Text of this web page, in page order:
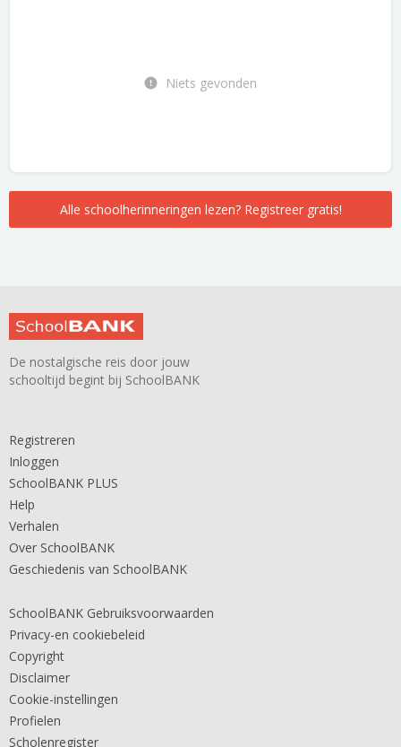
Niets gevonden
Alle schoolherinneringen lezen? Registreer gratis!
De nostalgische reis door jouw
schooltijd begint bij SchoolBANK
Registreren
Inloggen
SchoolBANK PLUS
Help
Verhalen
Over SchoolBANK
Geschiedenis van SchoolBANK
SchoolBANK Gebruiksvoorwaarden
Privacy-en cookiebeleid
Copyright
Disclaimer
Cookie-instellingen
Profielen
Scholenregister